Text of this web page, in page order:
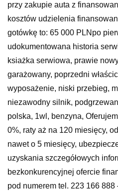
przy zakupie auta z
kosztów udzielenia
gotówkę to: 65 000 PLNpo
udokumentowana historia
ksiażka serwiowa, prawie
garażowany, poprzedni
wyposażenie, niski przebieg,
niezawodny silnik,
polska, 1wl, benzyna,
0%, raty aż na 120 miesięcy,
nawet o 5 miesięcy,
uzyskania szczegółowych
bezkonkurencyjnej ofercie
pod numerem tel. 223 166